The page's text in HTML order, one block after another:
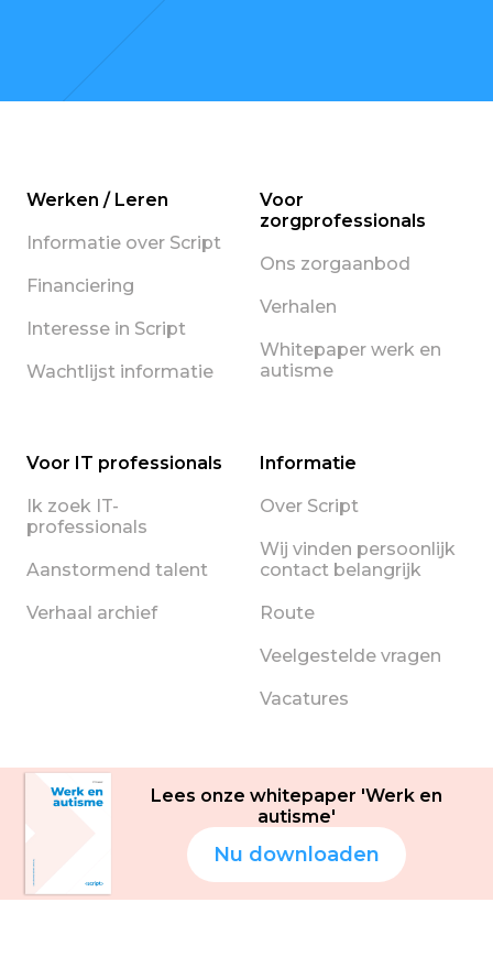
Werken / Leren
Informatie over Script
Financiering
Interesse in Script
Wachtlijst informatie
Voor
zorgprofessionals
Ons zorgaanbod
Verhalen
Whitepaper werk en
autisme
Voor IT professionals
Ik zoek IT-
professionals
Aanstormend talent
Verhaal archief
Informatie
Over Script
Wij vinden persoonlijk
contact belangrijk
Route
Veelgestelde vragen
Vacatures
Lees onze whitepaper 'Werk en
autisme'
Nu downloaden